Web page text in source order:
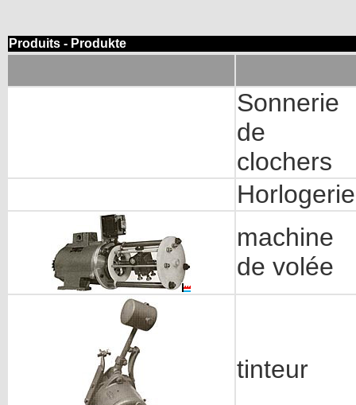
Produits - Produkte
Sonnerie
de
clochers
Horlogerie
machine
de volée
tinteur